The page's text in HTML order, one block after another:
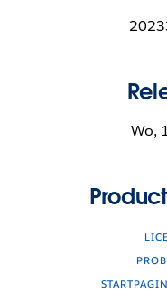
Wo,